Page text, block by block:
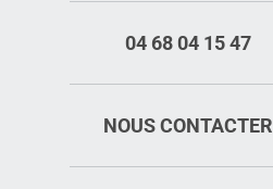
04 68 04 15 47
NOUS CONTACTER